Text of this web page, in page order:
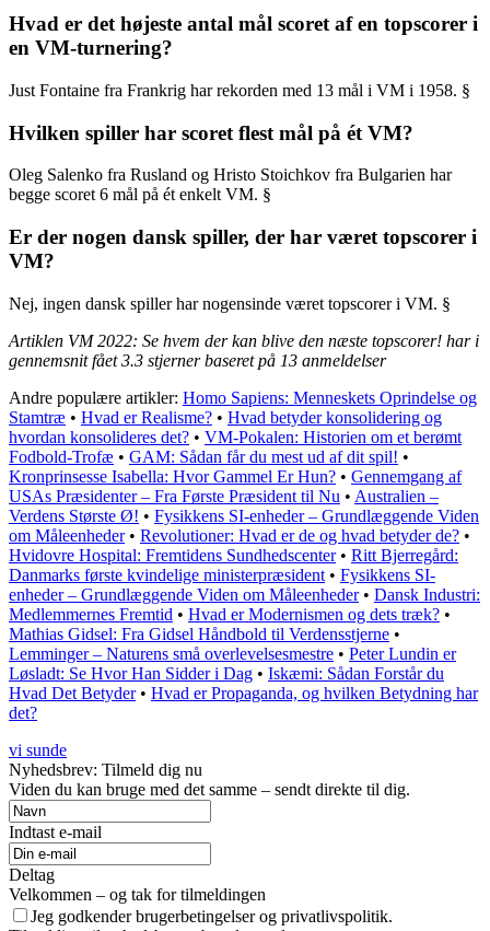
Hvad er det højeste antal mål scoret af en topscorer i
en VM-turnering?
Just Fontaine fra Frankrig har rekorden med 13 mål i VM i 1958. §
Hvilken spiller har scoret flest mål på ét VM?
Oleg Salenko fra Rusland og Hristo Stoichkov fra Bulgarien har
begge scoret 6 mål på ét enkelt VM. §
Er der nogen dansk spiller, der har været topscorer i
VM?
Nej, ingen dansk spiller har nogensinde været topscorer i VM. §
Artiklen VM 2022: Se hvem der kan blive den næste topscorer! har i
gennemsnit fået3.3 stjerner baseret på 13 anmeldelser
Andre populære artikler: Homo Sapiens: Menneskets Oprindelse og
Stamtræ • Hvad er Realisme? • Hvad betyder konsolidering og
hvordan konsolideres det? • VM-Pokalen: Historien om et berømt
Fodbold-Trofæ • GAM: Sådan får du mest ud af dit spil! •
Kronprinsesse Isabella: Hvor Gammel Er Hun? • Gennemgang af
USAs Præsidenter – Fra Første Præsident til Nu • Australien –
Verdens Største Ø! • Fysikkens SI-enheder – Grundlæggende Viden
om Måleenheder• Revolutioner: Hvad er de og hvad betyder de? •
Hvidovre Hospital: Fremtidens Sundhedscenter• Ritt Bjerregård:
Danmarks første kvindelige ministerpræsident • Fysikkens SI-
enheder – Grundlæggende Viden om Måleenheder• Dansk Industri:
Medlemmernes Fremtid • Hvad er Modernismen og dets træk? •
Mathias Gidsel: Fra Gidsel Håndbold til Verdensstjerne •
Lemminger – Naturens små overlevelsesmestre • Peter Lundin er
Løsladt: Se Hvor Han Sidder i Dag • Iskæmi: Sådan Forstår du
Hvad Det Betyder• Hvad er Propaganda, og hvilken Betydning har
det?
vi sunde
Nyhedsbrev: Tilmeld dig nu
Viden du kan bruge med det samme – sendt direkte til dig.
Indtast e-mail
Deltag
Velkommen – og tak for tilmeldingen
Jeg godkender brugerbetingelser og privatlivspolitik.